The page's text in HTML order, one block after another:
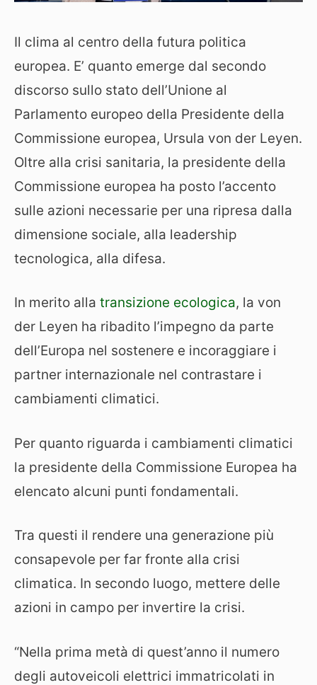
Il clima al centro della futura politica
europea. E’ quanto emerge dal secondo
discorso sullo stato dell’Unione al
Parlamento europeo della Presidente della
Commissione europea, Ursula von der Leyen.
Oltre alla crisi sanitaria, la presidente della
Commissione europea ha posto l’accento
sulle azioni necessarie per una ripresa dalla
dimensione sociale, alla leadership
tecnologica, alla difesa.
In merito alla transizione ecologica, la von
der Leyen ha ribadito l’impegno da parte
dell’Europa nel sostenere e incoraggiare i
partner internazionale nel contrastare i
cambiamenti climatici.
Per quanto riguarda i cambiamenti climatici
la presidente della Commissione Europea ha
elencato alcuni punti fondamentali.
Tra questi il rendere una generazione più
consapevole per far fronte alla crisi
climatica. In secondo luogo, mettere delle
azioni in campo per invertire la crisi.
“Nella prima metà di quest’anno il numero
degli autoveicoli elettrici immatricolati in